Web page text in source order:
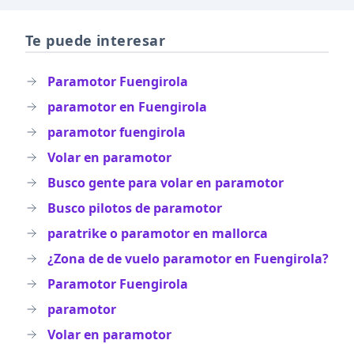
Te puede interesar
Paramotor Fuengirola
paramotor en Fuengirola
paramotor fuengirola
Volar en paramotor
Busco gente para volar en paramotor
Busco pilotos de paramotor
paratrike o paramotor en mallorca
¿Zona de de vuelo paramotor en Fuengirola?
Paramotor Fuengirola
paramotor
Volar en paramotor